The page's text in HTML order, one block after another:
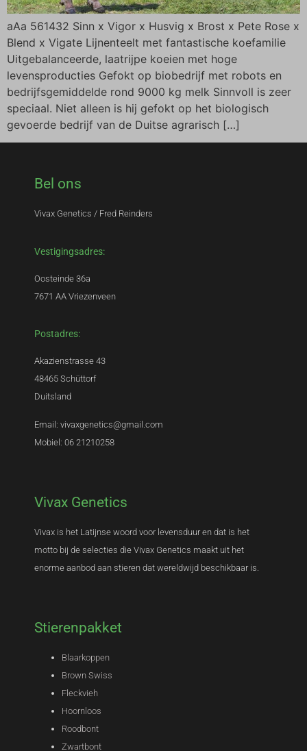
aAa 561432 Sinn x Vigor x Husvig x Brost x Pete Rose x
Blend x Vigate Lijnenteelt met fantastische koefamilie
Uitgebalanceerde, laatrijpe koeien met hoge
levensproducties Gefokt op biobedrijf met robots en
bedrijfsgemiddelde rond 9000 kg melk Sinnvoll is zeer
speciaal. Niet alleen is hij gefokt op het biologisch
gevoerde bedrijf van de Duitse agrarisch […]
Bel ons
Vivax Genetics / Fred Reinders
Vestigingsadres:
Oosteinde 36a
7671 AA Vriezenveen
Postadres:
Akazienstrasse 43
48465 Schüttorf
Duitsland
Email: vivaxgenetics@gmail.com
Mobiel: 06 21210258
Vivax Genetics
Vivax is het Latijnse woord voor levensduur en dat is het
motto bij de selecties die Vivax Genetics maakt uit het
enorme aanbod aan stieren dat wereldwijd beschikbaar is.
Stierenpakket
Blaarkoppen
Brown Swiss
Fleckvieh
Hoornloos
Roodbont
Zwartbont